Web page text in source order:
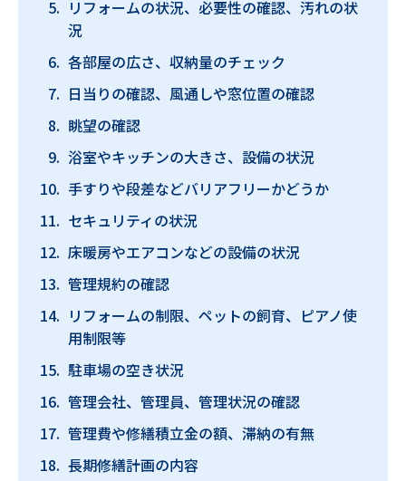
リフォームの状況、必要性の確認、汚れの状
況
各部屋の広さ、収納量のチェック
日当りの確認、風通しや窓位置の確認
眺望の確認
浴室やキッチンの大きさ、設備の状況
手すりや段差などバリアフリーかどうか
セキュリティの状況
床暖房やエアコンなどの設備の状況
管理規約の確認
リフォームの制限、ペットの飼育、ピアノ使
用制限等
駐車場の空き状況
管理会社、管理員、管理状況の確認
管理費や修繕積立金の額、滞納の有無
長期修繕計画の内容